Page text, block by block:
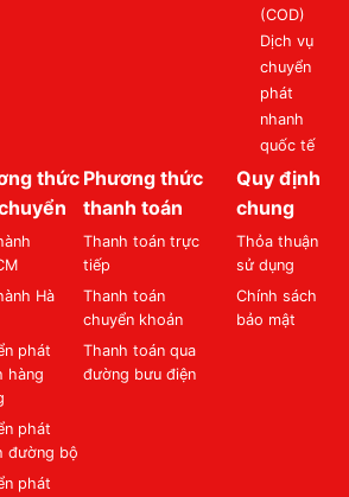
(COD)
Dịch vụ
chuyển
phát
nhanh
quốc tế
thức
Hà
phát
hàng
phát
đường bộ
phát
Phương thức
thanh toán
Thanh toán trực
tiếp
Thanh toán
chuyển khoản
Thanh toán qua
đường bưu điện
Quy định
chung
Thỏa thuận
sử dụng
Chính sách
bảo mật